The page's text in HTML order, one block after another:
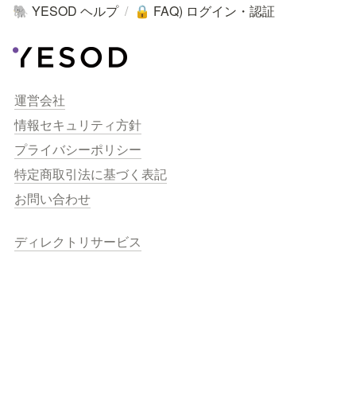
🐘 YESOD ヘルプ / 🔒 FAQ) ログイン・認証
運営会社
情報セキュリティ方針
プライバシーポリシー
特定商取引法に基づく表記
お問い合わせ
ディレクトリサービス